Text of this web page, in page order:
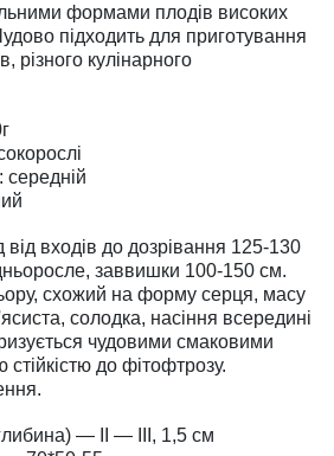
формами плодів високих
підходить для приготування
різного кулінарного
середній
від входів до дозрівання 125-130
заввишки 100-150 см.
схожий на форму серця, масу
солодка, насіння всередині
чудовими смаковими
до фітофтрозу.
— II — III, 1,5 см